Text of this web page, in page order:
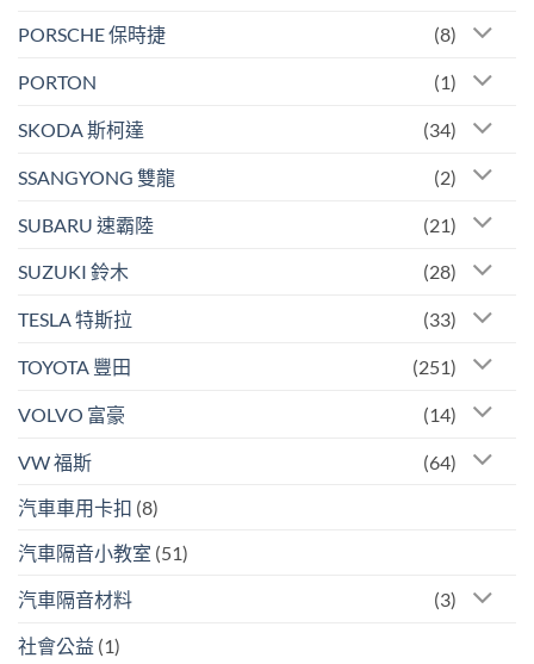
PORSCHE 保時捷 (8)
PORTON (1)
SKODA 斯柯達 (34)
SSANGYONG 雙龍 (2)
SUBARU 速霸陸 (21)
SUZUKI 鈴木 (28)
TESLA 特斯拉 (33)
TOYOTA 豐田 (251)
VOLVO 富豪 (14)
VW 福斯 (64)
汽車車用卡扣 (8)
汽車隔音小教室 (51)
汽車隔音材料 (3)
社會公益 (1)